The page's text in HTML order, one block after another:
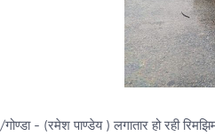
- (रमेश पाण्डेय ) लगातार हो रही